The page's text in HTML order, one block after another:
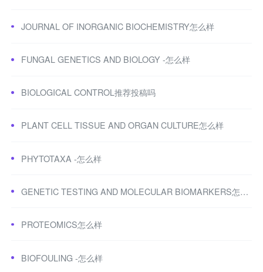
JOURNAL OF INORGANIC BIOCHEMISTRY怎么样
FUNGAL GENETICS AND BIOLOGY -怎么样
BIOLOGICAL CONTROL推荐投稿吗
PLANT CELL TISSUE AND ORGAN CULTURE怎么样
PHYTOTAXA -怎么样
GENETIC TESTING AND MOLECULAR BIOMARKERS怎么样
PROTEOMICS怎么样
BIOFOULING -怎么样